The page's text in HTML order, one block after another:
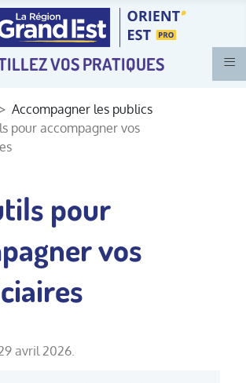
Accompagner les publics
pour accompagner vos
pour
vos
avril 2026.
≡